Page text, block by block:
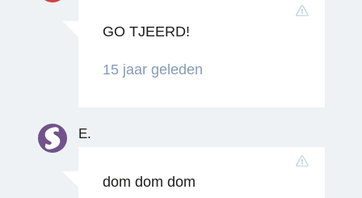
GO TJEERD!
15 jaar geleden
E.
dom dom dom